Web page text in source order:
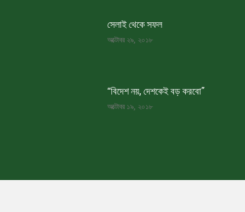
সেলাই থেকে সফল
অক্টোবর ২৯, ২০১৮
“বিদেশ নয়, দেশকেই বড় করবো”
অক্টোবর ১৯, ২০১৮